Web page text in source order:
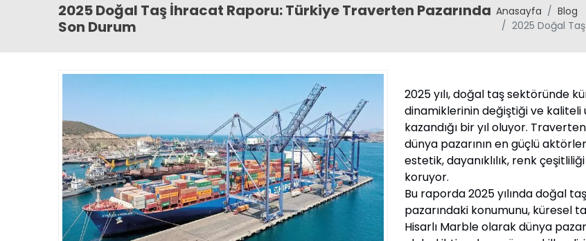
2025 Doğal Taş İhracat Raporu: Türkiye Traverten Pazarında
Son Durum
Anasayfa
Blog
2025 Doğal
2025 yılı, doğal taş sektöründe
dinamiklerinin değiştiği ve
kazandığı bir yıl oluyor.
dünya pazarının en güçlü
estetik, dayanıklılık, renk
koruyor.
Bu raporda 2025 yılında doğal
pazarındaki konumunu, küresel
Hisarlı Marble olarak dünya